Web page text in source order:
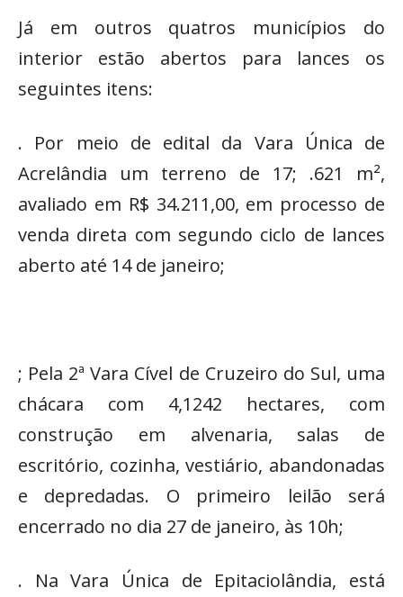
Já em outros quatros municípios do
interior estão abertos para lances os
seguintes itens:
. Por meio de edital da Vara Única de
Acrelândia um terreno de 17; .621 m²,
avaliado em R$ 34.211,00, em processo de
venda direta com segundo ciclo de lances
aberto até 14 de janeiro;
; Pela 2ª Vara Cível de Cruzeiro do Sul, uma
chácara com 4,1242 hectares, com
construção em alvenaria, salas de
escritório, cozinha, vestiário, abandonadas
e depredadas. O primeiro leilão será
encerrado no dia 27 de janeiro, às 10h;
. Na Vara Única de Epitaciolândia, está